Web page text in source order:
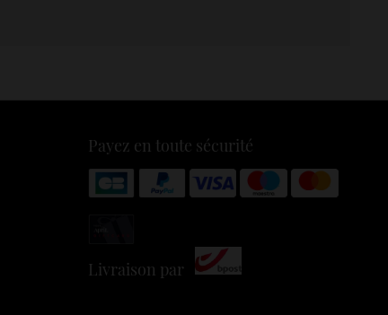
Payez en toute sécurité
Livraison par